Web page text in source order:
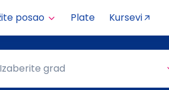
posao Plate Kursevi
Izaberite grad